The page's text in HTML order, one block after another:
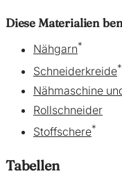
Diese Materialien
Nähgarn*
Schneiderkreide*
Nähmaschine
Rollschneider
Stoffschere*
Tabellen